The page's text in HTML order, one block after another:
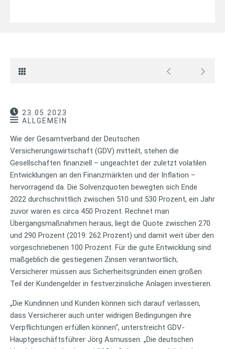
23.05.2023
ALLGEMEIN
Wie der Gesamtverband der Deutschen
Versicherungswirtschaft (GDV) mitteilt, stehen die
Gesellschaften finanziell – ungeachtet der zuletzt volatilen
Entwicklungen an den Finanzmärkten und der Inflation –
hervorragend da. Die Solvenzquoten bewegten sich Ende
2022 durchschnittlich zwischen 510 und 530 Prozent, ein Jahr
zuvor waren es circa 450 Prozent. Rechnet man
Übergangsmaßnahmen heraus, liegt die Quote zwischen 270
und 290 Prozent (2019: 262 Prozent) und damit weit über den
vorgeschriebenen 100 Prozent. Für die gute Entwicklung sind
maßgeblich die gestiegenen Zinsen verantwortlich;
Versicherer müssen aus Sicherheitsgründen einen großen
Teil der Kundengelder in festverzinsliche Anlagen investieren.
„Die Kundinnen und Kunden können sich darauf verlassen,
dass Versicherer auch unter widrigen Bedingungen ihre
Verpflichtungen erfüllen können“, unterstreicht GDV-
Hauptgeschäftsführer Jörg Asmussen. „Die deutschen